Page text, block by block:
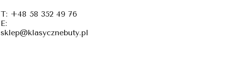
T: +48 58 352 49 76
E:
sklep@klasycznebuty.pl